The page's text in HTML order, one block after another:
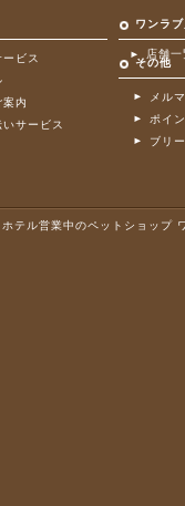
ワンラ
ービス
内
サービス
店舗一
その他
メル
ポイ
ブリ
テル営業中のペットショップ